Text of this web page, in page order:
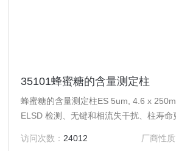
35101蜂蜜糖的含量测定柱
蜂蜜糖的含量测定柱ES 5um, 4.6 x
ELSD 检测、无键和相流失干扰、柱寿命
性与聚合物柱的酸碱耐受性3：基线更稳
访问次数： 24012 厂商性质